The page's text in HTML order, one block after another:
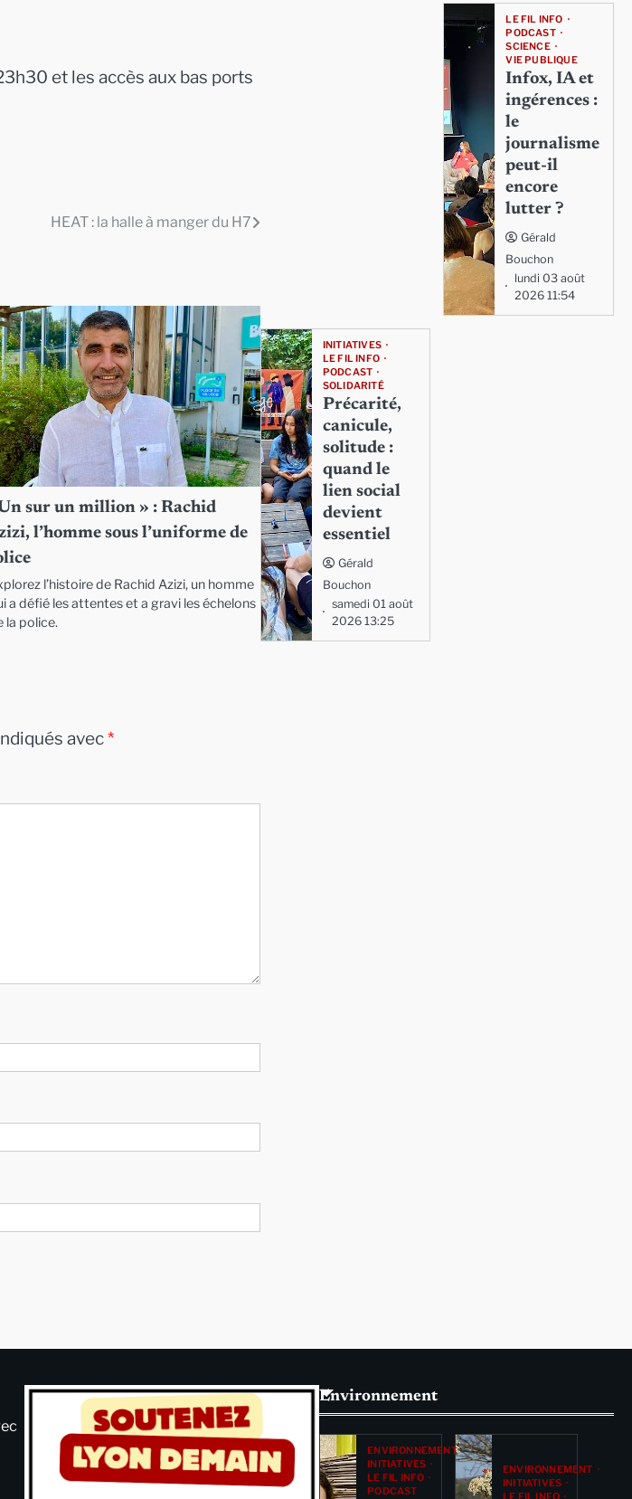
et les accès aux bas ports
HEAT : la halle à manger du H7
sur un million » : Rachid
l’homme sous l’uniforme de
l’histoire de Rachid Azizi, un homme
a défié les attentes et a gravi les échelons
la police.
avec*
LE FIL INFO
PODCAST
SCIENCE
VIE PUBLIQUE
Infox, IA et
ingérences :
le
journalisme
peut-il
encore
lutter ?
Gérald
Bouchon
lundi 03 août
2026 11:54
INITIATIVES
LE FIL INFO
PODCAST
SOLIDARITÉ
Précarité,
canicule,
solitude :
quand le
lien social
devient
essentiel
Gérald
Bouchon
samedi 01 août
2026 13:25
Environnement
ENVIRONNEMENT
INITIATIVES
LE FIL INFO
PODCAST
ENVIRONNEMENT
INITIATIVES